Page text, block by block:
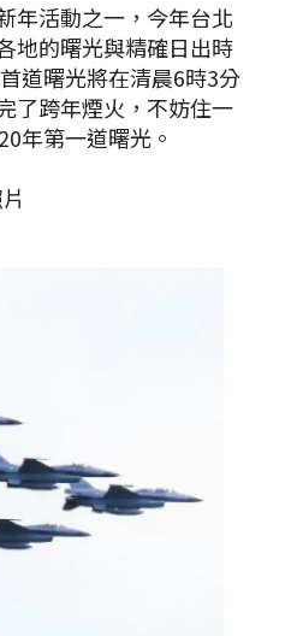
年活動之一，今年台北
地的曙光與精確日出時
道曙光將在清晨6時3分
了跨年煙火，不妨住一
年第一道曙光。